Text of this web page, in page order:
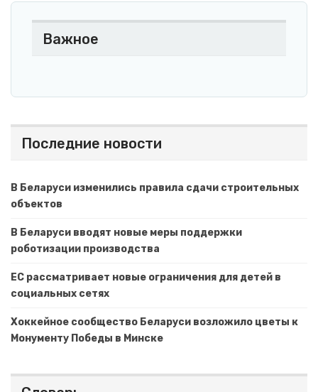
Важное
Последние новости
В Беларуси изменились правила сдачи строительных
объектов
В Беларуси вводят новые меры поддержки
роботизации производства
ЕС рассматривает новые ограничения для детей в
социальных сетях
Хоккейное сообщество Беларуси возложило цветы к
Монументу Победы в Минске